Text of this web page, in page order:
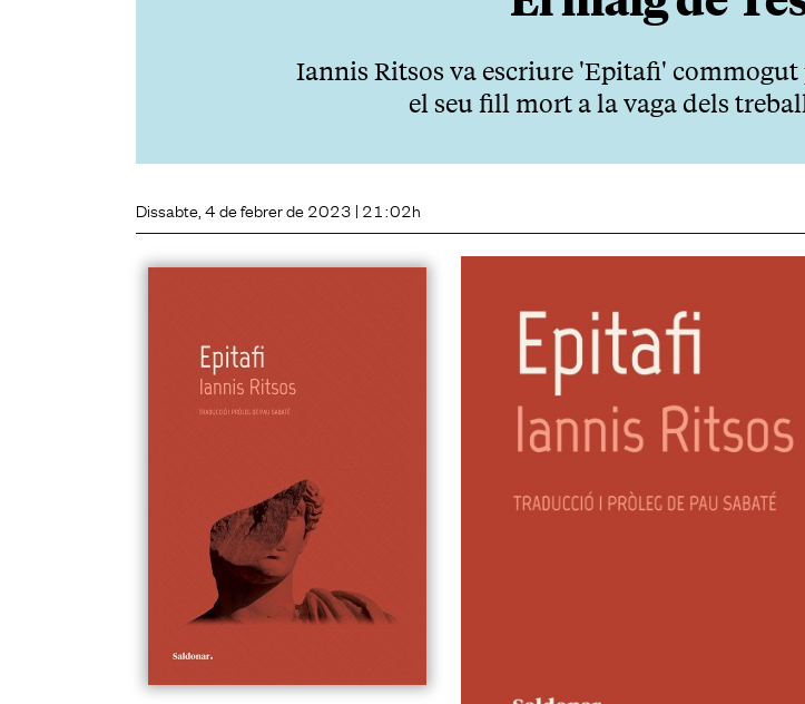
Iannis Ritsos va escriure 'Epitafi'
el seu fill mort a la vaga dels
Dissabte, 4 de febrer de 2023 | 21:02h